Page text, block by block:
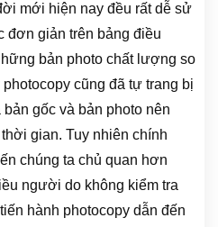
mới hiện nay đều rất dễ sử
đơn giản trên bảng điều
bản photo chất lượng so
cũng đã tự trang bị
gốc và bản photo nên
gian. Tuy nhiên chính
chúng ta chủ quan hơn
người do không kiểm tra
hành photocopy dẫn đến